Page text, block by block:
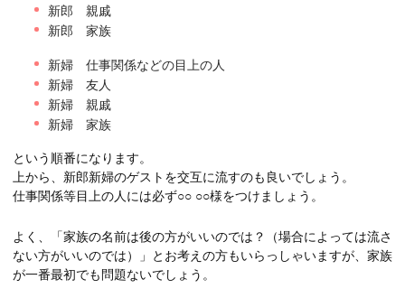
新郎 親戚
新郎 家族
新婦 仕事関係などの目上の人
新婦 友人
新婦 親戚
新婦 家族
という順番になります。
上から、新郎新婦のゲストを交互に流すのも良いでしょう。
仕事関係等目上の人には必ず○○ ○○様をつけましょう。
よく、「家族の名前は後の方がいいのでは？（場合によっては流さ
ない方がいいのでは）」とお考えの方もいらっしゃいますが、家族
が一番最初でも問題ないでしょう。